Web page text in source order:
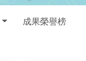
成果榮譽榜